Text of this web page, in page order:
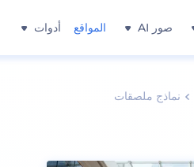
صور AI المواقع أدوات
نماذج ملصقات